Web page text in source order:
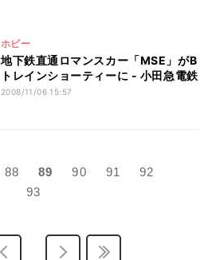
ホビー
地下鉄直通ロマンスカー「MSE」がB
トレインショーティーに - 小田急電鉄
2008/11/06 15:57
88 89 90 91
92
93